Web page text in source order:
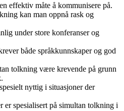
effektiv måte å kommunisere på.
kan man oppnå rask og
under store konferanser og
både språkkunnskaper og god
tolkning være krevende på grunn
nyttig i situasjoner der
er spesialisert på simultan tolkning i